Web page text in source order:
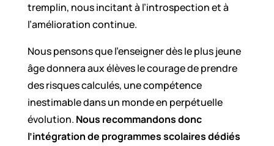
tremplin, nous incitant à l’introspection et à
l’amélioration continue.
Nous pensons que l’enseigner dès le plus jeune
âge donnera aux élèves le courage de prendre
des risques calculés, une compétence
inestimable dans un monde en perpétuelle
évolution. Nous recommandons donc
l’intégration de programmes scolaires dédiés